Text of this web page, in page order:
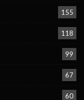
155
118
99
67
60